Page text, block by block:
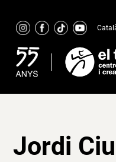
content
Jordi